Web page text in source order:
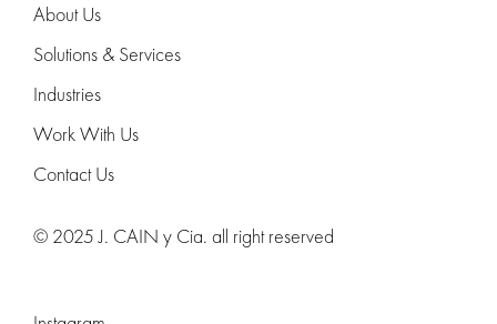
About Us
Solutions & Services
Industries
Work With Us
Contact Us
© 2025 J. CAIN y Cia. all right reserved